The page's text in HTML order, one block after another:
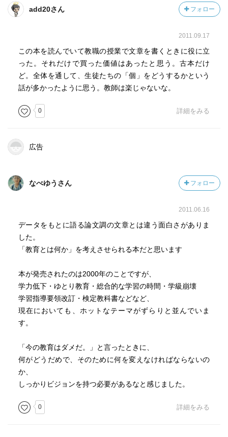
add20さん フォロー
2011.09.17
この本を読んでいて教職の授業で文章を書くときに役に立
った。それだけで買った価値はあったと思う。古本だけ
ど。全体を通して、生徒たちの「個」をどうするかという
話が多かったように思う。教師は楽じゃないな。
0 詳細をみる
広告
なべゆうさん フォロー
2011.06.16
データをもとに語る論文調の文章とは違う面白さがありま
した。
「教育とは何か」を考えさせられる本だと思います
本が発売されたのは2000年のことですが、
学力低下・ゆとり教育・総合的な学習の時間・学級崩壊
学習指導要領改訂・検定教科書などなど、
現在においても、ホットなテーマがずらりと並んでいま
す。
「今の教育はダメだ。」と言ったときに、
何がどうだめで、そのために何を変えなければならないの
か、
しっかりビジョンを持つ必要があるなと感じました。
0 詳細をみる